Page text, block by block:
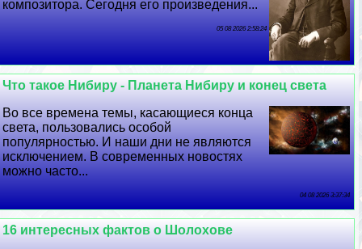
композитора. Сегодня его произведения...
05 08 2026 2:58:24
Что такое Нибиру - Планета Нибиру и конец света
Во все времена темы, касающиеся конца
света, пользовались особой
популярностью. И наши дни не являются
исключением. В современных новостях
можно часто...
04 08 2026 3:37:34
16 интересных фактов о Шолохове